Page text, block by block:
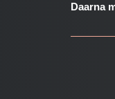
Daarna